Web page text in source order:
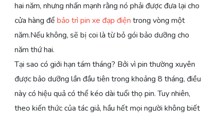
hai năm, nhưng nhấn mạnh rằng nó phải được đưa lại cho
cửa hàng để bảo trì pin xe đạp điện trong vòng một
năm.Nếu không, sẽ bị coi là từ bỏ gói bảo dưỡng cho
năm thứ hai.
Tại sao có giới hạn tám tháng? Bởi vì pin thường xuyên
được bảo dưỡng lần đầu tiên trong khoảng 8 tháng, điều
này có hiệu quả có thể kéo dài tuổi thọ pin. Tuy nhiên,
theo kiến thức của tác giả, hầu hết mọi người không biết